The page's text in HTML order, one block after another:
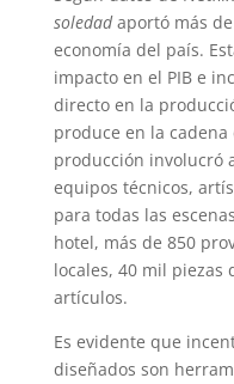
soledadaportó más
economía del país.
impacto en el PIB e
directo en la
produce en la
producción involucró
equipos técnicos,
para todas las
hotel, más de 850
locales, 40 mil piezas
artículos.
Es evidente que
diseñados son